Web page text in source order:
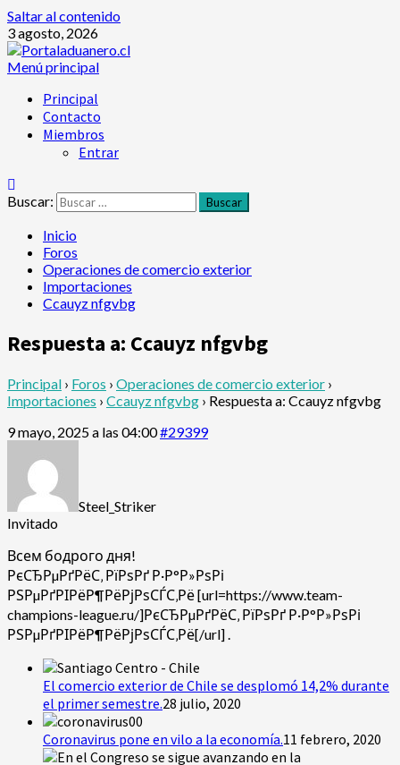
Saltar al contenido
3 agosto, 2026
Menú principal
Principal
Contacto
Miembros
Entrar
Buscar:
Inicio
Foros
Operaciones de comercio exterior
Importaciones
Ccauyz nfgvbg
Respuesta a: Ccauyz nfgvbg
Principal › Foros › Operaciones de comercio exterior ›
Importaciones › Ccauyz nfgvbg › Respuesta a: Ccauyz nfgvbg
9 mayo, 2025 a las 04:00#29399
Steel_Striker
Invitado
Всем бодрого дня!
РєСЂРµРґРёС‚ РїРѕРґ Р·Р°Р»РѕРі
РЅРµРґРІРёР¶РёРјРѕСЃС‚Рё [url=https://www.team-
champions-league.ru/]РєСЂРµРґРёС‚ РїРѕРґ Р·Р°Р»РѕРі
РЅРµРґРІРёР¶РёРјРѕСЃС‚Рё[/url] .
El comercio exterior de Chile se desplomó 14,2% durante
el primer semestre.28 julio, 2020
Coronavirus pone en vilo a la economía.11 febrero, 2020